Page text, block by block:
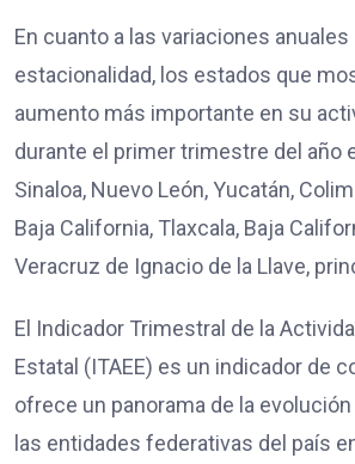
En cuanto a las variaciones
estacionalidad, los estados que
aumento más importante en su
durante el primer trimestre del año
Sinaloa, Nuevo León, Yucatán,
Baja California, Tlaxcala, Baja
Veracruz de Ignacio de la Llave,
El Indicador Trimestral de la
Estatal (ITAEE) es un indicador de
ofrece un panorama de la
las entidades federativas del país